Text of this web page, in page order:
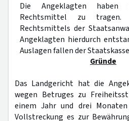
Die Angeklagten
Rechtsmittel zu
Rechtsmittels der
Angeklagten hierdurch
Auslagen fallen der
Gründe
Das Landgericht hat die
wegen Betruges zu
einem Jahr und drei
Vollstreckung es zur